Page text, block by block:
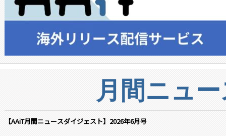
月間ニュ
【AAiT月間ニュースダイジェスト】2026年6月号